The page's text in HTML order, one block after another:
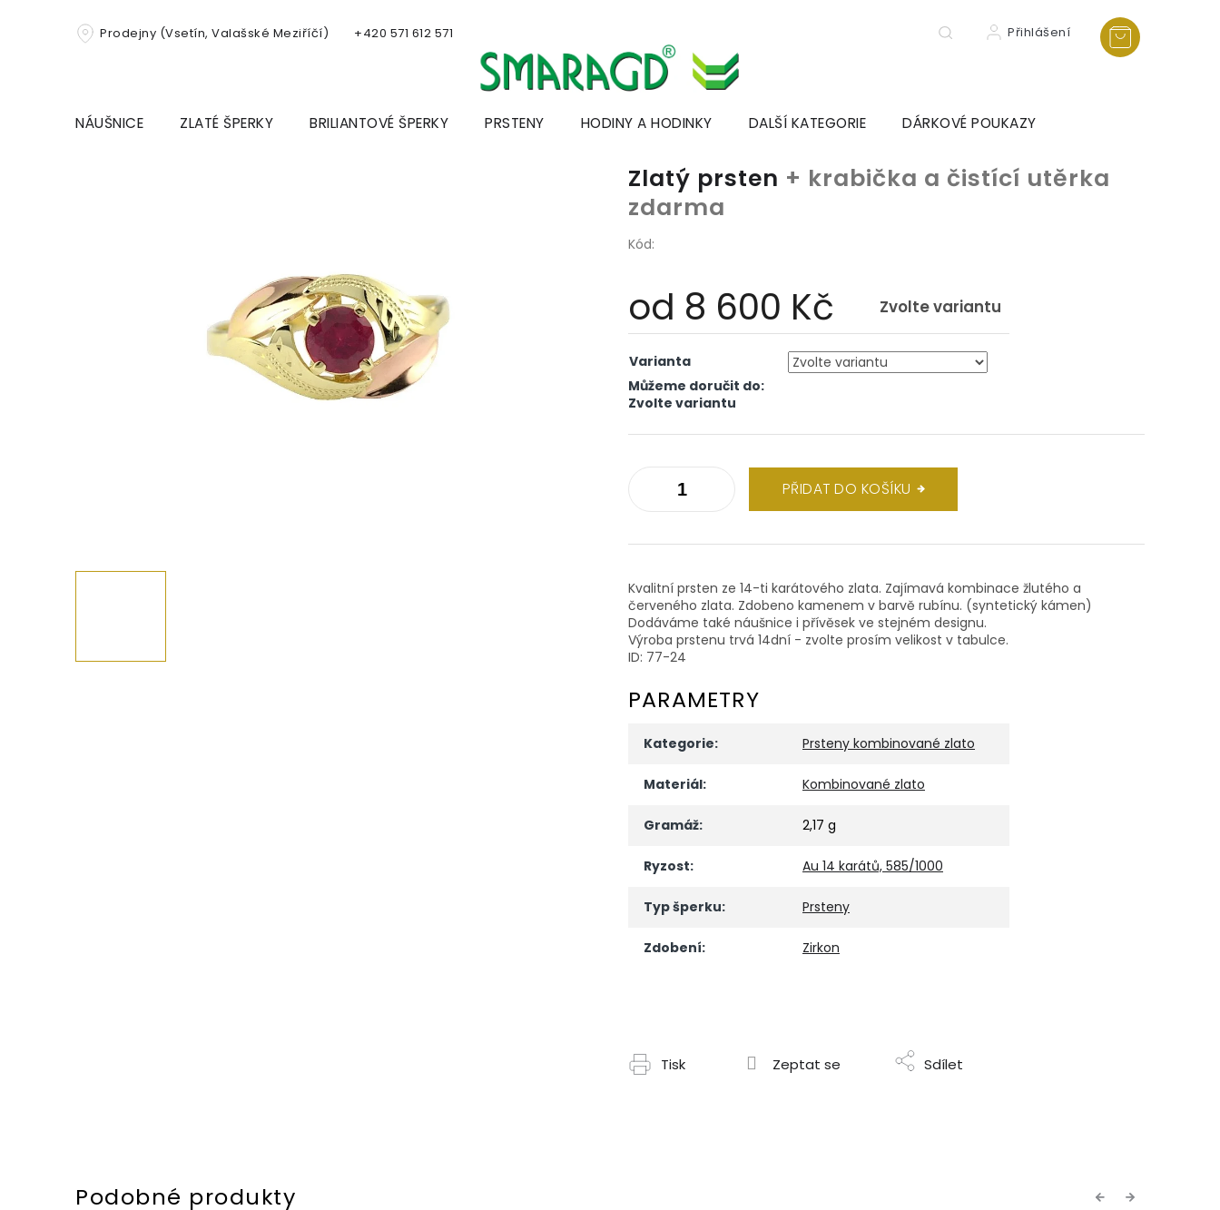
Prodejny (Vsetín, Valašské Meziříčí) +420 571 612 571 Přihlášení
NÁUŠNICE ZLATÉ ŠPERKY BRILIANTOVÉ ŠPERKY PRSTENY HODINY A HODINKY DALŠÍ KATEGORIE DÁRKOVÉ POUKAZY
Zlatý prsten + krabička a čistící utěrka
zdarma
Kód:
od 8 600 Kč Zvolte variantu
cena:
Varianta
Můžeme doručit do:
Zvolte variantu
PŘIDAT DO KOŠÍKU
Kvalitní prsten ze 14-ti karátového zlata. Zajímavá kombinace žlutého a
červeného zlata. Zdobeno kamenem v barvě rubínu. (syntetický kámen)
Dodáváme také náušnice i přívěsek ve stejném designu.
Výroba prstenu trvá 14dní - zvolte prosím velikost v tabulce.
ID: 77-24
PARAMETRY
Kategorie: Prsteny kombinované zlato
Materiál: Kombinované zlato
Gramáž: 2,17 g
Ryzost: Au 14 karátů, 585/1000
Typ šperku: Prsteny
Zdobení: Zirkon
Tisk Zeptat se Sdílet
Previous
Next